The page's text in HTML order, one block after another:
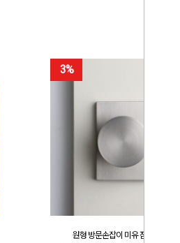
3%
원형 방문손잡이 미유 잠김 사고 방지